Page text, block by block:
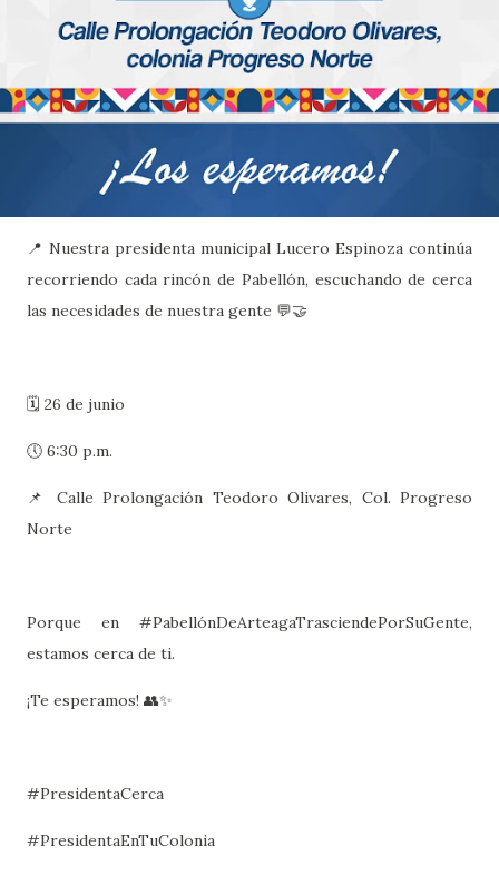
📍 Nuestra presidenta municipal Lucero Espinoza continúa
recorriendo cada rincón de Pabellón, escuchando de cerca
las necesidades de nuestra gente 💬🤝
🗓 26 de junio
🕔 6:30 p.m.
📌 Calle Prolongación Teodoro Olivares, Col. Progreso
Norte
Porque en #PabellónDeArteagaTrasciendePorSuGente,
estamos cerca de ti.
¡Te esperamos! 👥✨
#PresidentaCerca
#PresidentaEnTuColonia